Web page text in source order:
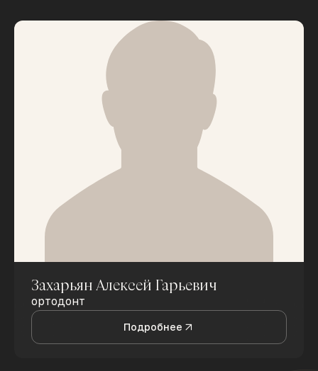
Захарьян Алексей Гарьевич
ортодонт
Подробнее